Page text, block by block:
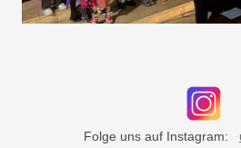
Folge uns auf Instagram: